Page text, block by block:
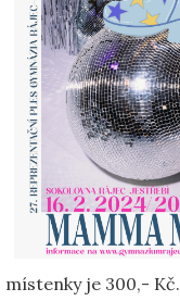
místenky je 300,- Kč.